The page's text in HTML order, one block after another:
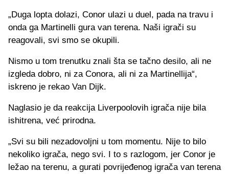
„Duga lopta dolazi, Conor ulazi u duel, pada na travu i
onda ga Martinelli gura van terena. Naši igrači su
reagovali, svi smo se okupili.
Nismo u tom trenutku znali šta se tačno desilo, ali ne
izgleda dobro, ni za Conora, ali ni za Martinellija“,
iskreno je rekao Van Dijk.
Naglasio je da reakcija Liverpoolovih igrača nije bila
ishitrena, već prirodna.
„Svi su bili nezadovoljni u tom momentu. Nije to bilo
nekoliko igrača, nego svi. I to s razlogom, jer Conor je
ležao na terenu, a gurati povrijeđenog igrača van terena